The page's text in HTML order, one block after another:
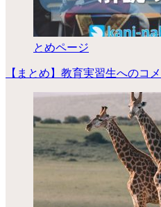
とめページ
【まとめ】教育実習生へのコ